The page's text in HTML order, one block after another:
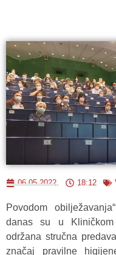
06.05.2022. 18:12
Povodom
danas su u
održana stručna
značaj pravilne